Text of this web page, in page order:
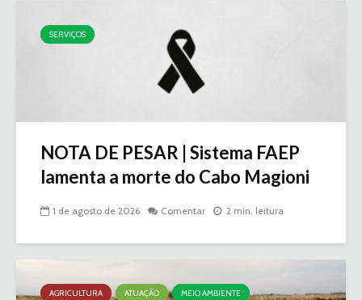
SERVIÇOS
NOTA DE PESAR | Sistema FAEP
lamenta a morte do Cabo Magioni
1 de agosto de 2026 Comentar 2 min. leitura
AGRICULTURA ATUAÇÃO
MEIO AMBIENTE